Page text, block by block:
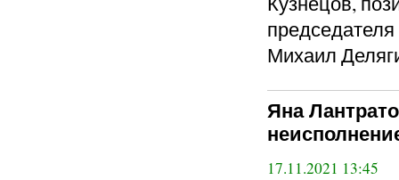
Михаил
Яна
17.11.2021 13:45